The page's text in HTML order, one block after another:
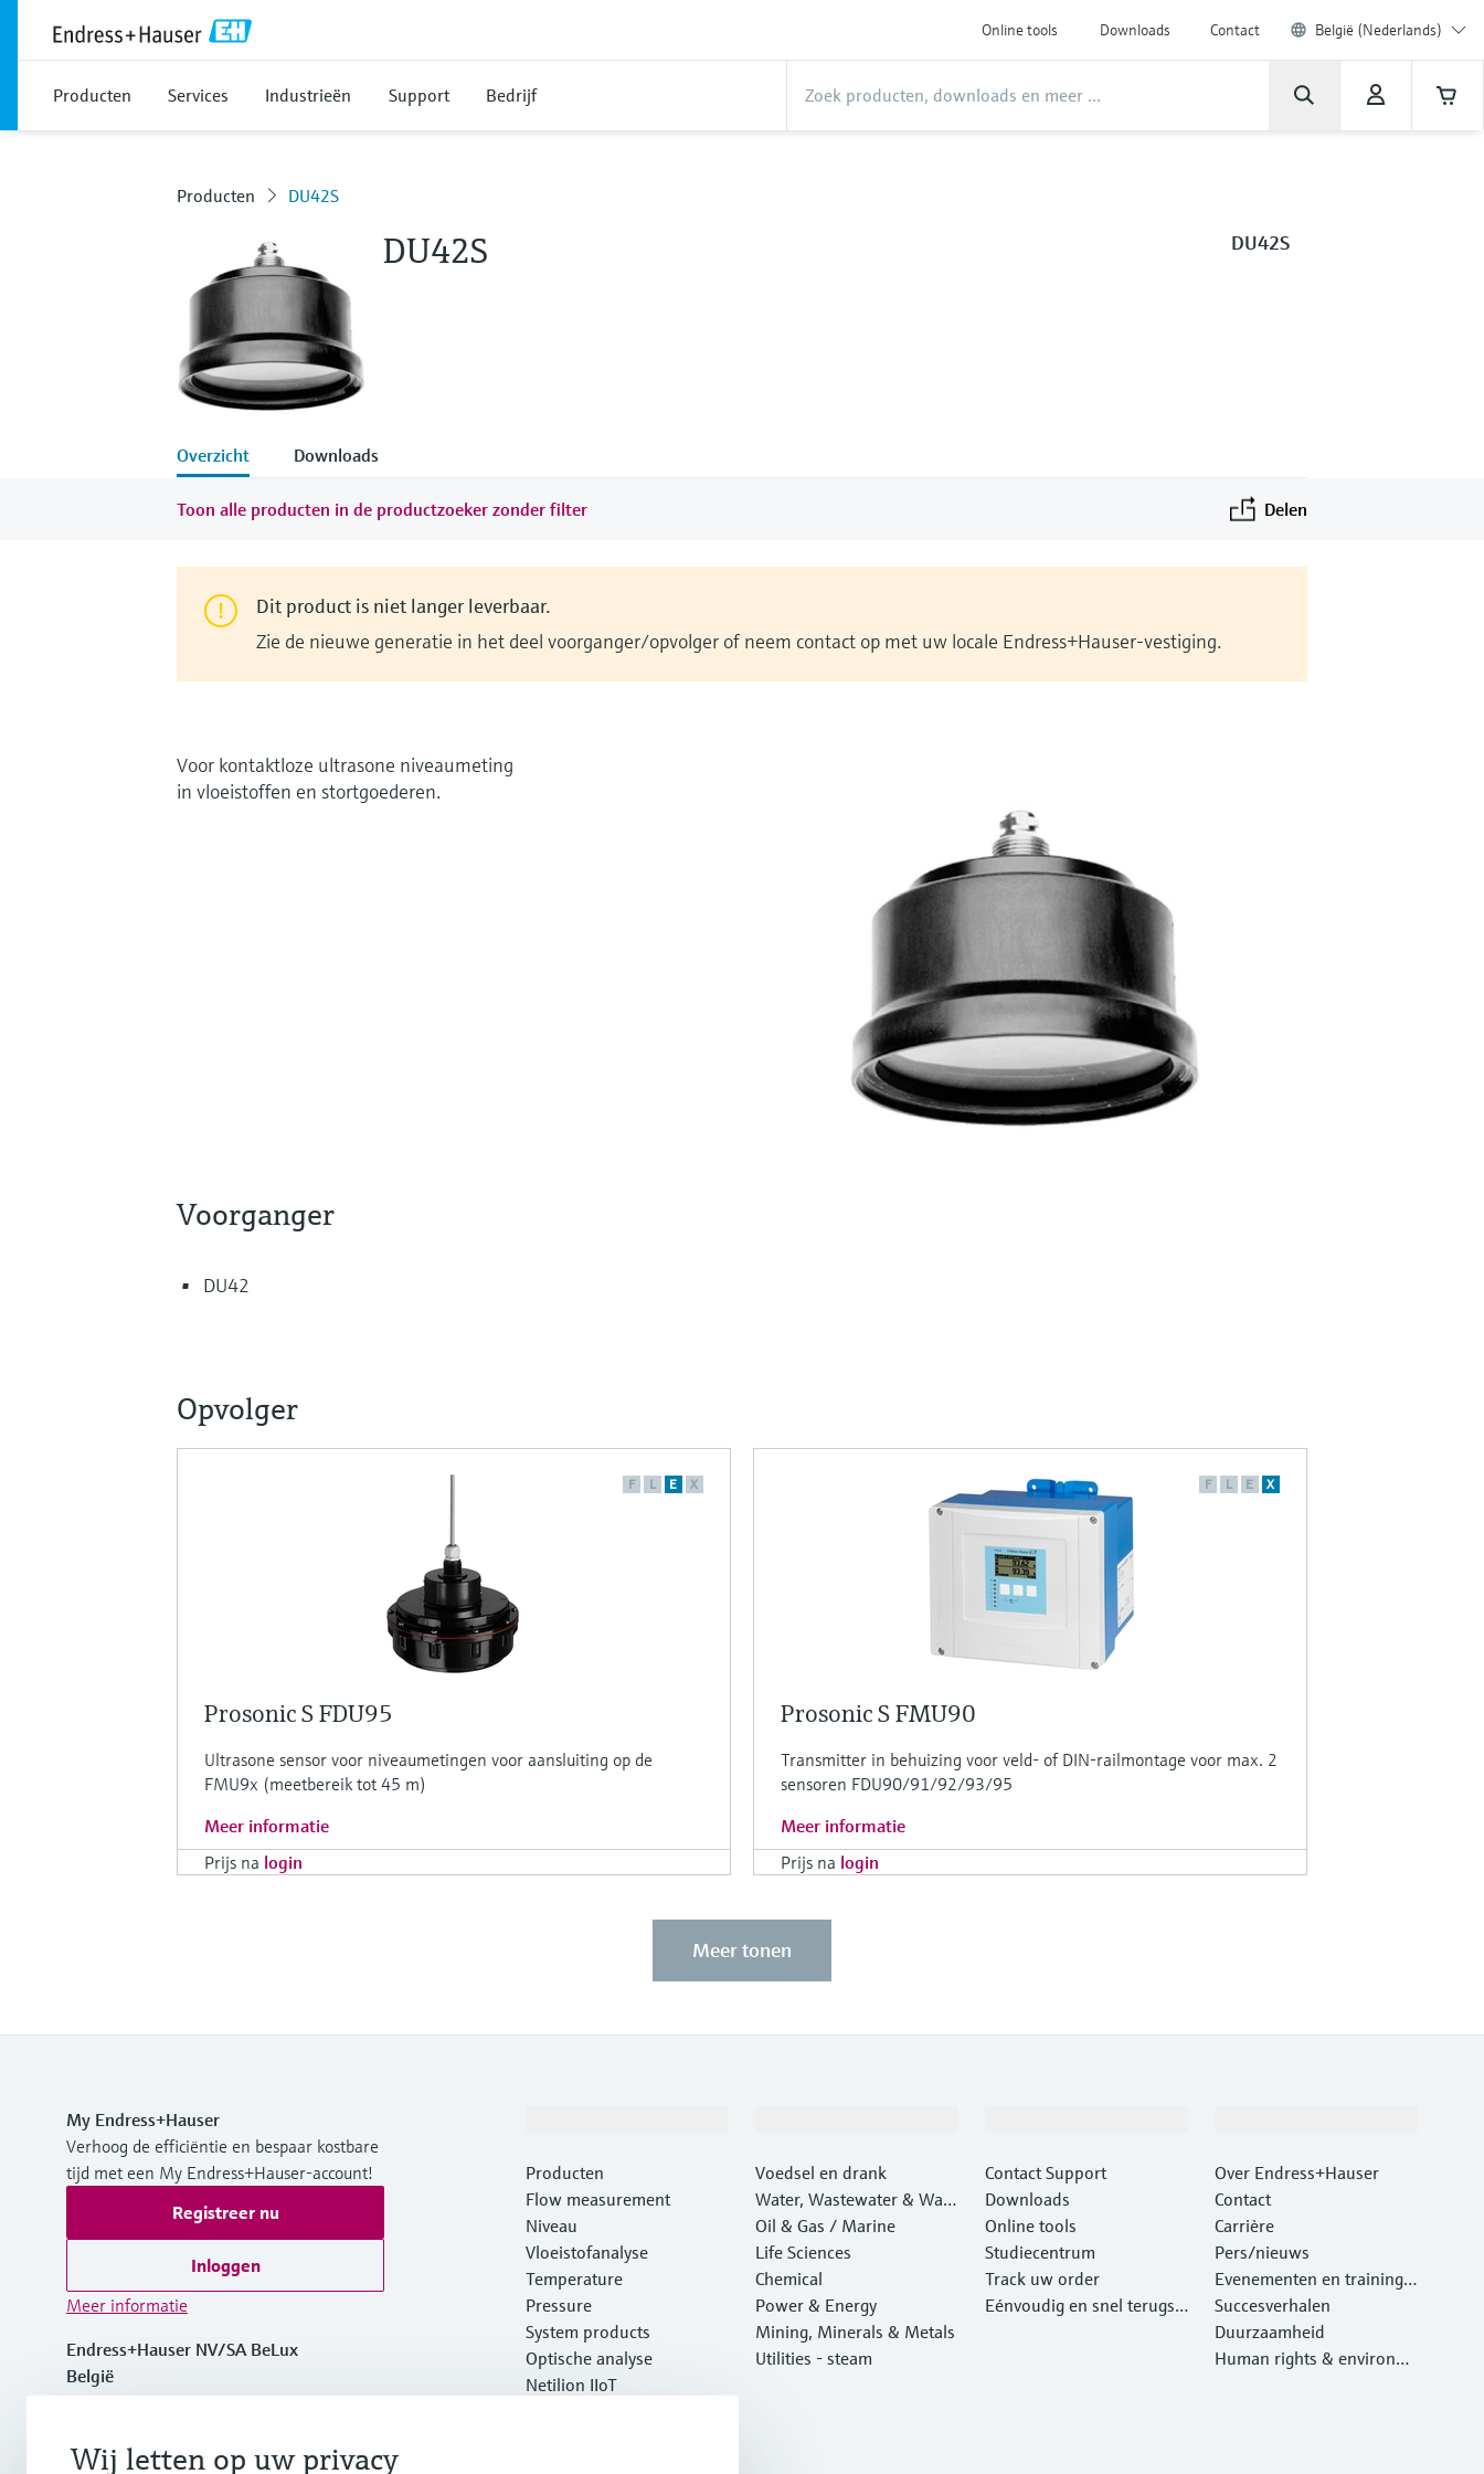
Online tools Downloads Contact België (Nederlands)
Producten Services Industrieën Support Bedrijf
Producten DU42S
DU42S DU42S
Overzicht Downloads
Toon alle producten in de productzoeker zonder filter Delen
Dit product is niet langer leverbaar.
Zie de nieuwe generatie in het deel voorganger/opvolger of neem contact op met uw locale Endress+Hauser-vestiging.
Voor kontaktloze ultrasone niveaumeting
in vloeistoffen en stortgoederen.
Voorganger
DU42
Opvolger
F L E X
Prosonic S FDU95
Ultrasone sensor voor niveaumetingen voor aansluiting op de
FMU9x (meetbereik tot 45 m)
Meer informatie
Prijs na login
F L E X
Prosonic S FMU90
Transmitter in behuizing voor veld- of DIN-railmontage voor max. 2
sensoren FDU90/91/92/93/95
Meer informatie
Prijs na login
Meer tonen
My Endress+Hauser
Verhoog de efficiëntie en bespaar kostbare
tijd met een My Endress+Hauser-account!
Registreer nu
Inloggen
Meer informatie
Endress+Hauser NV/SA BeLux
België
Producten
Flow measurement
Niveau
Vloeistofanalyse
Temperature
Pressure
System products
Optische analyse
Netilion IIoT
Voedsel en drank
Water, Wastewater & Wast
e
Oil & Gas / Marine
Life Sciences
Chemical
Power & Energy
Mining, Minerals & Metals
Utilities - steam
Contact Support
Downloads
Online tools
Studiecentrum
Track uw order
Eénvoudig en snel terugst
Over Endress+Hauser
Contact
Carrière
Pers/nieuws
Evenementen en traininge
n
Succesverhalen
Duurzaamheid
Human rights & environm
Wij letten op uw privacy